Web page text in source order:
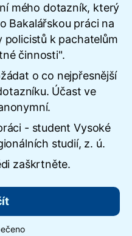
mého dotazník, který
Bakalářskou práci na
policistů k pachatelům
činnosti".
o co nejpřesnější
Účast ve
- student Vysoké
studií, z. ú.
zaškrtněte.